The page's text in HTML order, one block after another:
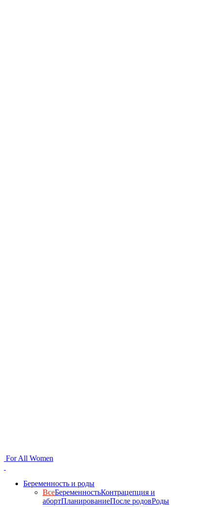
For All Women
Беременность и роды
ВсеБеременностьКонтрацепция и
абортПланированиеПосле родовРоды